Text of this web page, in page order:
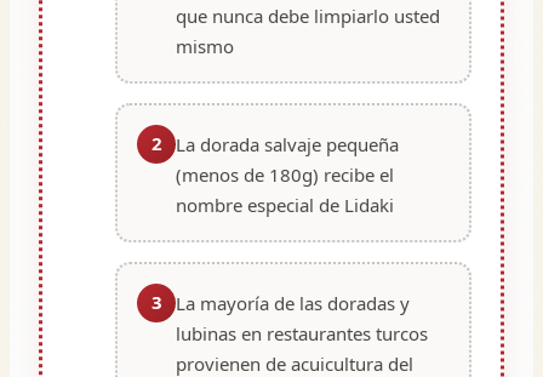
que nunca debe limpiarlo usted
mismo
2
La dorada salvaje pequeña
(menos de 180g) recibe el
nombre especial de Lidaki
3
La mayoría de las doradas y
lubinas en restaurantes turcos
provienen de acuicultura del